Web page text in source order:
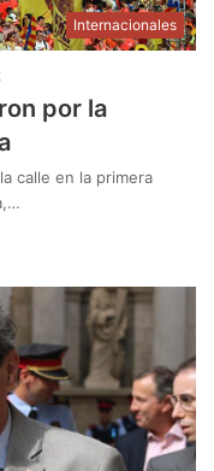
Internacionales
por la
calle en la primera